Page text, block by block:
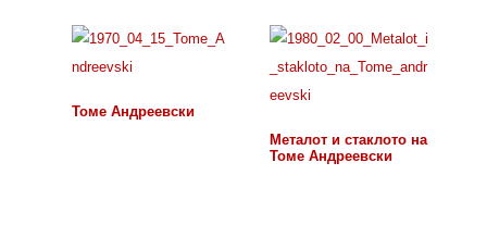
Томе Андреевски
Металот и стаклото на
Томе Андреевски